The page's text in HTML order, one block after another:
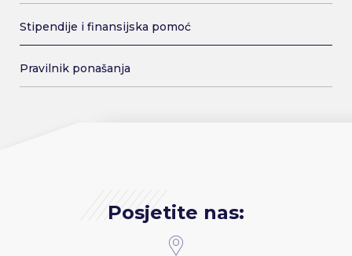
Stipendije i finansijska pomoć
Pravilnik ponašanja
Posjetite nas: